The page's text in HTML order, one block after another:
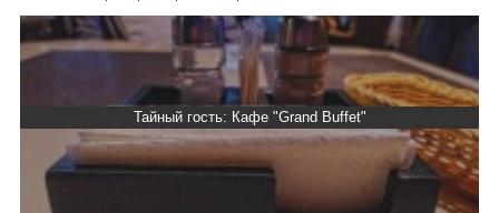
Тайный гость: Кафе "Grand Buffet"